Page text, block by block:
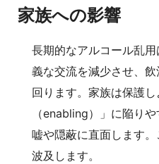
家族への影響
長期的なアルコール乱
義な交流を減少させ、
回ります。家族は保護
（enabling）」に陥り
嘘や隠蔽に直面します
波及します。